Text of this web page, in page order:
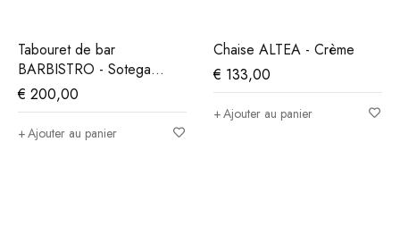
Tabouret de bar
BARBISTRO - Sotega
Fuchs Gold
€ 200,00
Ajouter au panier
Chaise ALTEA - Crème
€ 133,00
Ajouter au panier